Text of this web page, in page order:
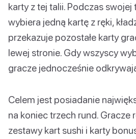
karty z tej talii. Podczas swojej
wybiera jedną kartę z ręki,
przekazuje pozostałe karty
lewej stronie. Gdy wszyscy
gracze jednocześnie
Celem jest posiadanie
na koniec trzech rund. Gracze
zestawy kart sushi i karty